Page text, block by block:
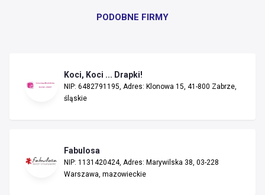
PODOBNE FIRMY
Koci, Koci ... Drapki!
NIP: 6482791195, Adres: Klonowa 15, 41-800 Zabrze,
śląskie
Fabulosa
NIP: 1131420424, Adres: Marywilska 38, 03-228
Warszawa, mazowieckie